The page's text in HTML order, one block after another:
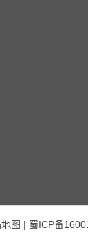
图 | 蜀ICP备